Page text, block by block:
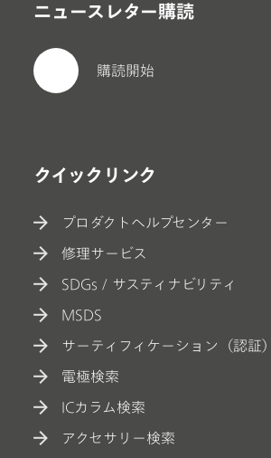
ニュースレター購読
購読開始
クイックリンク
プロダクトヘルプセンター
修理サービス
SDGs / サスティナビリティ
MSDS
サーティフィケーション（認証）
電極検索
ICカラム検索
アクセサリー検索